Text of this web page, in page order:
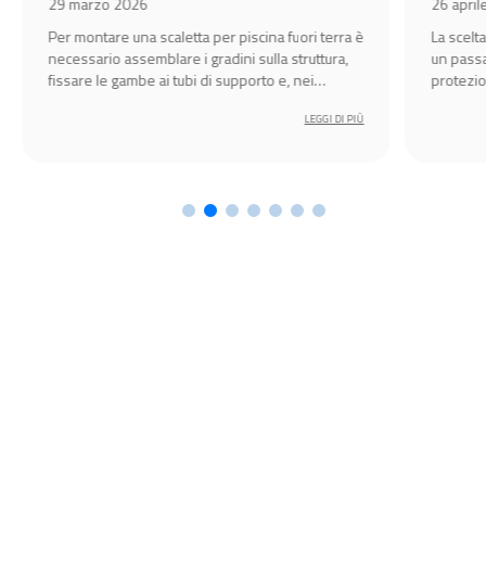
Per montare una scaletta per piscina fuori terra è
necessario assemblare i gradini sulla struttura,
fissare le gambe ai tubi di supporto e, nei
LEGGI DI PIÙ
La
un